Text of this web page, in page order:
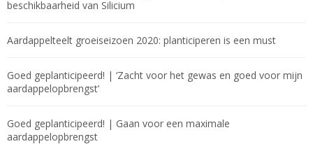
beschikbaarheid van Silicium
Aardappelteelt groeiseizoen 2020: planticiperen is een must
Goed geplanticipeerd! | ‘Zacht voor het gewas en goed voor mijn
aardappel­opbrengst’
Goed geplanticipeerd! | Gaan voor een maximale
aardappelopbrengst